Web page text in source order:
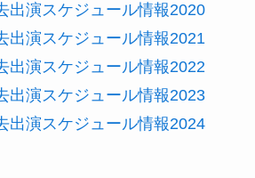
出演スケジュール情報2020
出演スケジュール情報2021
出演スケジュール情報2022
出演スケジュール情報2023
出演スケジュール情報2024